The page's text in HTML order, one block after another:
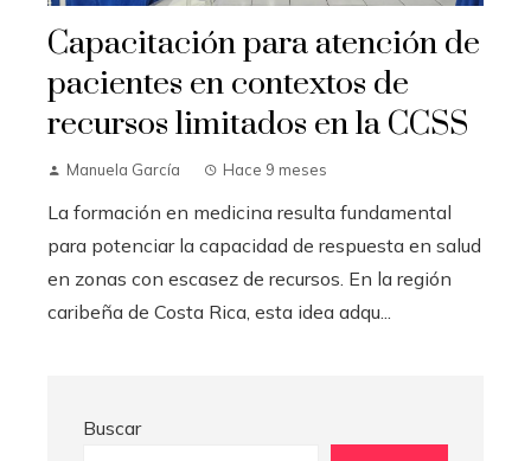
Capacitación para atención de
pacientes en contextos de
recursos limitados en la CCSS
Manuela García Hace 9 meses
La formación en medicina resulta fundamental
para potenciar la capacidad de respuesta en salud
en zonas con escasez de recursos. En la región
caribeña de Costa Rica, esta idea adqu...
Buscar